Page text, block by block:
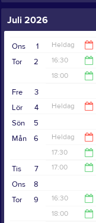
Juli 2026
1
Ons Heldag
2
Tor 16:30
18:00
19:30
3
Fre
4
Lör Heldag
5
Sön
6
Mån Heldag
17:30
7
Tis 17:00
19:00
8
Ons
9
Tor 16:30
18:00